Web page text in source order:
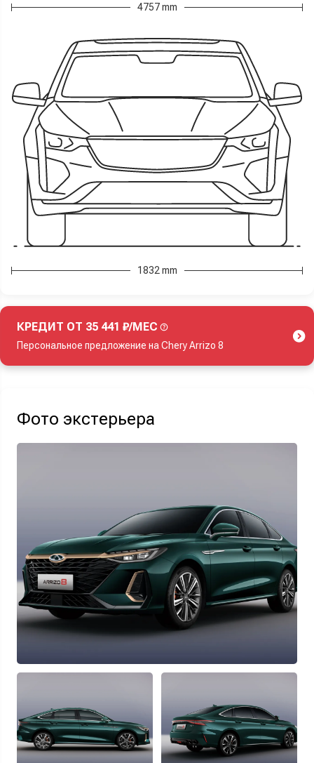
4757 mm
1832 mm
КРЕДИТ ОТ 35 441 ₽/МЕС
Персональное предложение на Chery Arrizo 8
Узнать выгоду
Отправляя данную форму Вы даетесогласие на обработкусвоих
персональных данных
Фото экстерьера